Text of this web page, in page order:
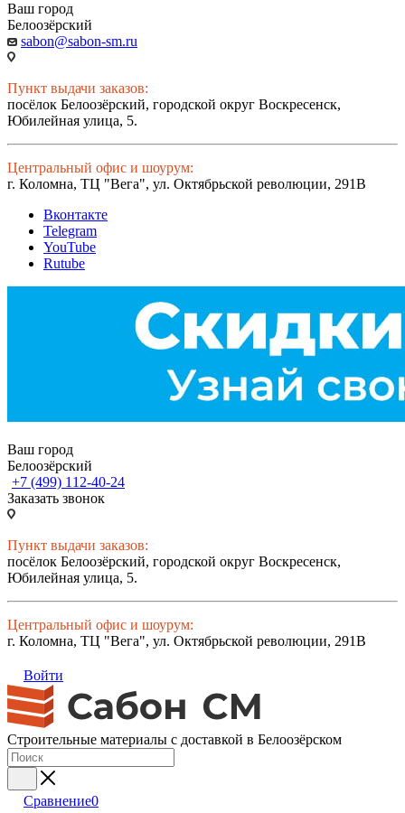
Ваш город
Белоозёрский
sabon@sabon-sm.ru
Пункт выдачи заказов:
посёлок Белоозёрский, городской округ Воскресенск,
Юбилейная улица, 5.
Центральный офис и шоурум:
г. Коломна, ТЦ "Вега", ул. Октябрьской революции, 291В
Вконтакте
Telegram
YouTube
Rutube
Ваш город
Белоозёрский
+7 (499) 112-40-24
Заказать звонок
Пункт выдачи заказов:
посёлок Белоозёрский, городской округ Воскресенск,
Юбилейная улица, 5.
Центральный офис и шоурум:
г. Коломна, ТЦ "Вега", ул. Октябрьской революции, 291В
Войти
Строительные материалы с доставкой в Белоозёрском
Сравнение0